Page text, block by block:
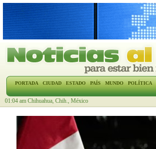
PORTADA CIUDAD ESTADO PAÍS MUNDO POLÍTICA
01:04 am Chihuahua, Chih., México